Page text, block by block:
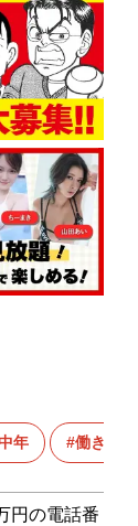
年 働き方
円の電話番